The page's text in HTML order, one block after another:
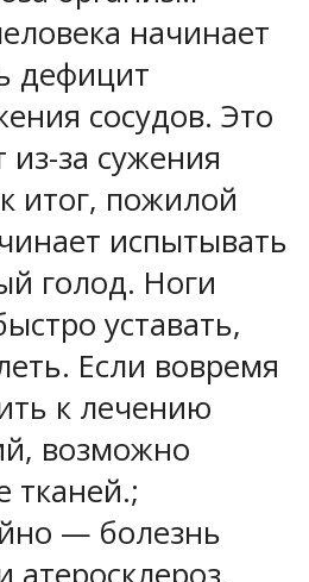
начинает
дефицит
сосудов. Это
из-за сужения
итог, пожилой
испытывать
голод. Ноги
уставать,
Если вовремя
к лечению
возможно
тканей.;
— болезнь